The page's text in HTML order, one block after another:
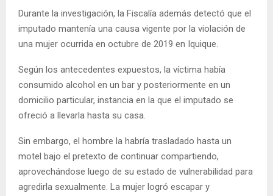
Durante la investigación, la Fiscalía además detectó que el
imputado mantenía una causa vigente por la violación de
una mujer ocurrida en octubre de 2019 en Iquique.
Según los antecedentes expuestos, la víctima había
consumido alcohol en un bar y posteriormente en un
domicilio particular, instancia en la que el imputado se
ofreció a llevarla hasta su casa.
Sin embargo, el hombre la habría trasladado hasta un
motel bajo el pretexto de continuar compartiendo,
aprovechándose luego de su estado de vulnerabilidad para
agredirla sexualmente. La mujer logró escapar y